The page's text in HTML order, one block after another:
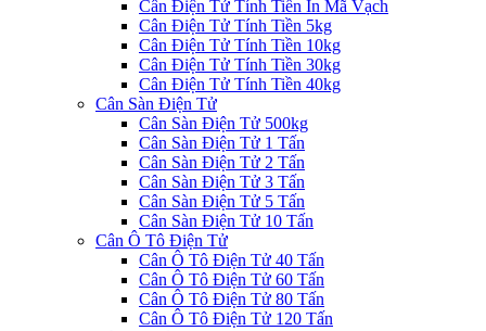
Cân Điện Tử Tính Tiền In Mã Vạch
Cân Điện Tử Tính Tiền 5kg
Cân Điện Tử Tính Tiền 10kg
Cân Điện Tử Tính Tiền 30kg
Cân Điện Tử Tính Tiền 40kg
Cân Sàn Điện Tử
Cân Sàn Điện Tử 500kg
Cân Sàn Điện Tử 1 Tấn
Cân Sàn Điện Tử 2 Tấn
Cân Sàn Điện Tử 3 Tấn
Cân Sàn Điện Tử 5 Tấn
Cân Sàn Điện Tử 10 Tấn
Cân Ô Tô Điện Tử
Cân Ô Tô Điện Tử 40 Tấn
Cân Ô Tô Điện Tử 60 Tấn
Cân Ô Tô Điện Tử 80 Tấn
Cân Ô Tô Điện Tử 120 Tấn